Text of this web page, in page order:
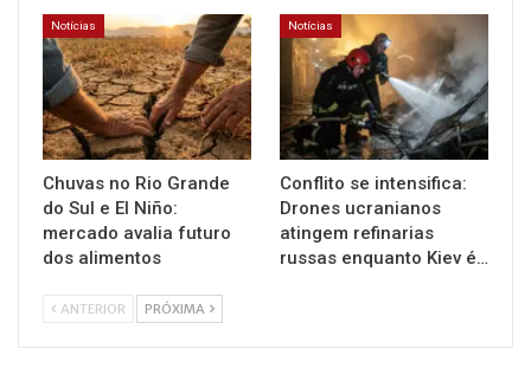
Notícias
Chuvas no Rio Grande
do Sul e El Niño:
mercado avalia futuro
dos alimentos
Notícias
Conflito se intensifica:
Drones ucranianos
atingem refinarias
russas enquanto Kiev é…
ANTERIOR PRÓXIMA